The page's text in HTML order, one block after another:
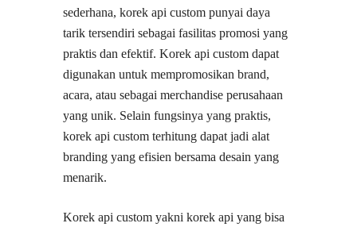
sederhana, korek api custom punyai daya
tarik tersendiri sebagai fasilitas promosi yang
praktis dan efektif. Korek api custom dapat
digunakan untuk mempromosikan brand,
acara, atau sebagai merchandise perusahaan
yang unik. Selain fungsinya yang praktis,
korek api custom terhitung dapat jadi alat
branding yang efisien bersama desain yang
menarik.
Korek api custom yakni korek api yang bisa